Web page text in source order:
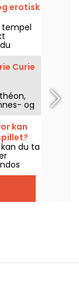
erotisk
tempel
i
og
Curie
og
til
kan
du ta